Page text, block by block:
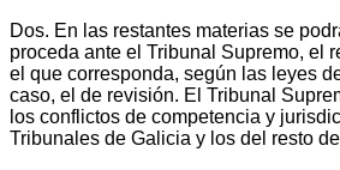
Dos. En las restantes materias se
proceda ante el Tribunal Supremo, el
el que corresponda, según las leyes
caso, el de revisión. El Tribunal
los conflictos de competencia y
Tribunales de Galicia y los del resto